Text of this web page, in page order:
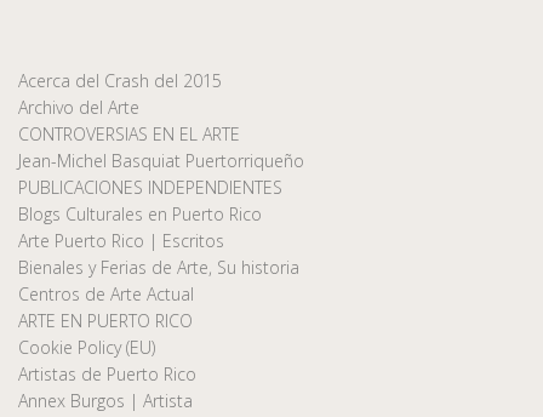
Acerca del Crash del 2015
Archivo del Arte
CONTROVERSIAS EN EL ARTE
Jean-Michel Basquiat Puertorriqueño
PUBLICACIONES INDEPENDIENTES
Blogs Culturales en Puerto Rico
Arte Puerto Rico | Escritos
Bienales y Ferias de Arte, Su historia
Centros de Arte Actual
ARTE EN PUERTO RICO
Cookie Policy (EU)
Artistas de Puerto Rico
Annex Burgos | Artista